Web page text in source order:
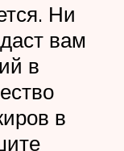
Ни
вам
в
в